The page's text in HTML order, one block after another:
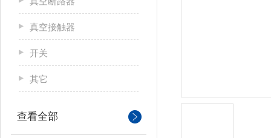
真空接触器
开关
其它
查看全部